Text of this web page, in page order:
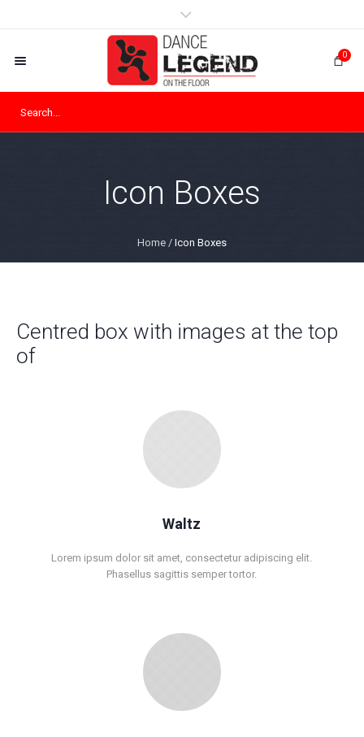
0
Icon Boxes
Home / Icon Boxes
Centred box with images at the top
of
Waltz
Lorem ipsum dolor sit amet, consectetur adipiscing elit.
Phasellus sagittis semper tortor.